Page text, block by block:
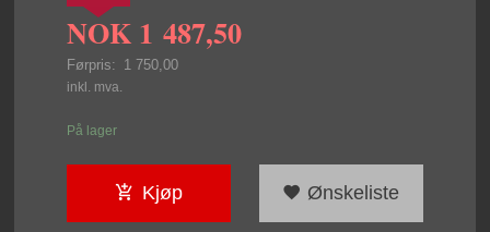
NOK 1 487,50
Førpris: 1 750,00
Rabatt
inkl. mva.
På lager
Kjøp Ønskeliste